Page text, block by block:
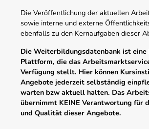
Die Veröffentlichung der aktuellen
sowie interne und externe
ebenfalls zu den Kernaufgaben dieser
Die Weiterbildungsdatenbank ist eine
Plattform, die das
Verfügung stellt. Hier können
Angebote jederzeit selbständig
warten bzw aktuell halten. Das
übernimmt KEINE Verantwortung für
und Qualität dieser Angebote.